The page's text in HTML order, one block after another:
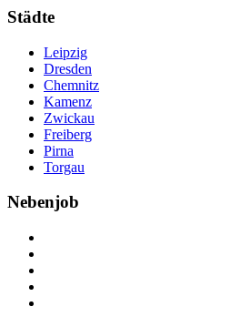
Städte
Leipzig
Dresden
Chemnitz
Kamenz
Zwickau
Freiberg
Pirna
Torgau
Nebenjob